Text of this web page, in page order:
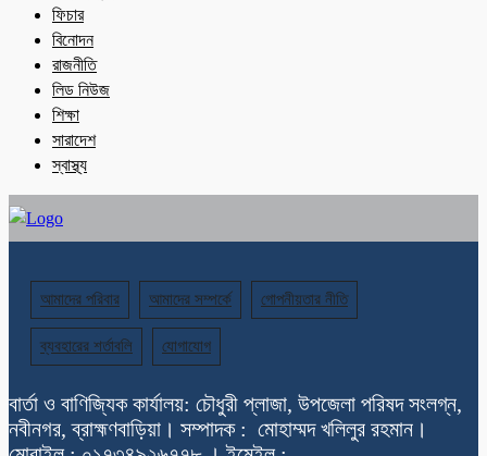
ফিচার
বিনোদন
রাজনীতি
লিড নিউজ
শিক্ষা
সারাদেশ
স্বাস্থ্য
আমাদের পরিবার আমাদের সম্পর্কে গোপনীয়তার নীতি
ব্যবহারের শর্তাবলি যোগাযোগ
বার্তা ও বাণিজ্যিক কার্যালয়: চৌধুরী প্লাজা, উপজেলা পরিষদ সংলগ্ন,
নবীনগর, ব্রাহ্মণবাড়িয়া। সম্পাদক : মোহাম্মদ খলিলুর রহমান।